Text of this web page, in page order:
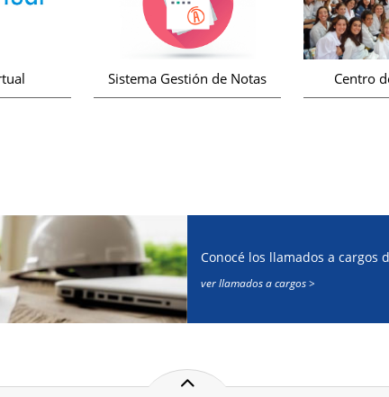
Sistema Gestión de Notas Centro
Conocé los llamados a
ver llamados a cargos >